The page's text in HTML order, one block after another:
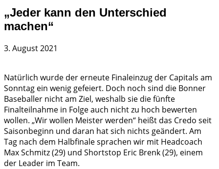
„Jeder kann den Unterschied
machen“
3. August 2021
Natürlich wurde der erneute Finaleinzug der Capitals am
Sonntag ein wenig gefeiert. Doch noch sind die Bonner
Baseballer nicht am Ziel, weshalb sie die fünfte
Finalteilnahme in Folge auch nicht zu hoch bewerten
wollen. „Wir wollen Meister werden“ heißt das Credo seit
Saisonbeginn und daran hat sich nichts geändert. Am
Tag nach dem Halbfinale sprachen wir mit Headcoach
Max Schmitz (29) und Shortstop Eric Brenk (29), einem
der Leader im Team.